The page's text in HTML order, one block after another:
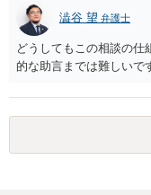
澁谷 望 弁護士
どうしてもこの相談の仕
的な助言までは難しいで